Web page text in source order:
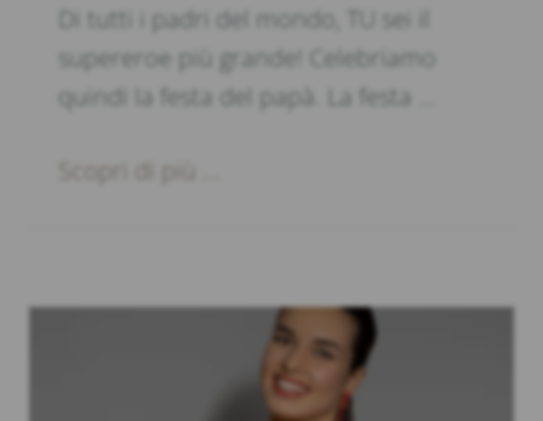
Di tutti i padri del mondo, TU sei il
supereroe più grande! Celebriamo
quindi la festa del papà. La festa …
Scopri di più ...